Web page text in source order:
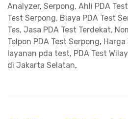
Analyzer, Serpong, Ahli PDA
Test Serpong, Biaya PDA Test
Tes, Jasa PDA Test Terdekat,
Telpon PDA Test Serpong,
layanan pda test, PDA Test
di Jakarta Selatan,